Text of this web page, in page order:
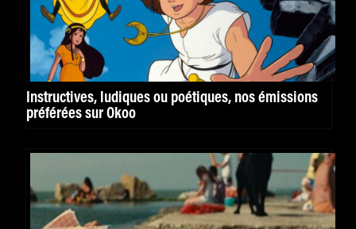
Instructives, ludiques ou poétiques, nos émissions
préférées sur Okoo